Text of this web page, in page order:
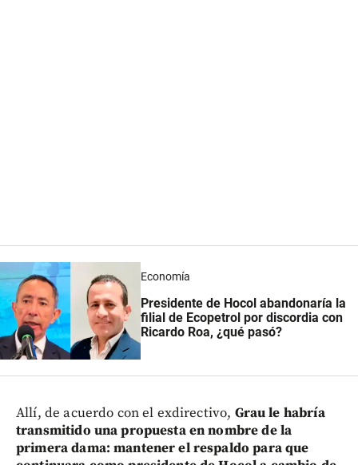
Economía
Presidente de Hocol abandonaría la
filial de Ecopetrol por discordia con
Ricardo Roa, ¿qué pasó?
Allí, de acuerdo con el exdirectivo, Grau le habría
transmitido una propuesta en nombre de la
primera dama: mantener el respaldo para que